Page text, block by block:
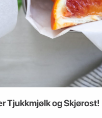
Tjukkmjølk og Skjørost!